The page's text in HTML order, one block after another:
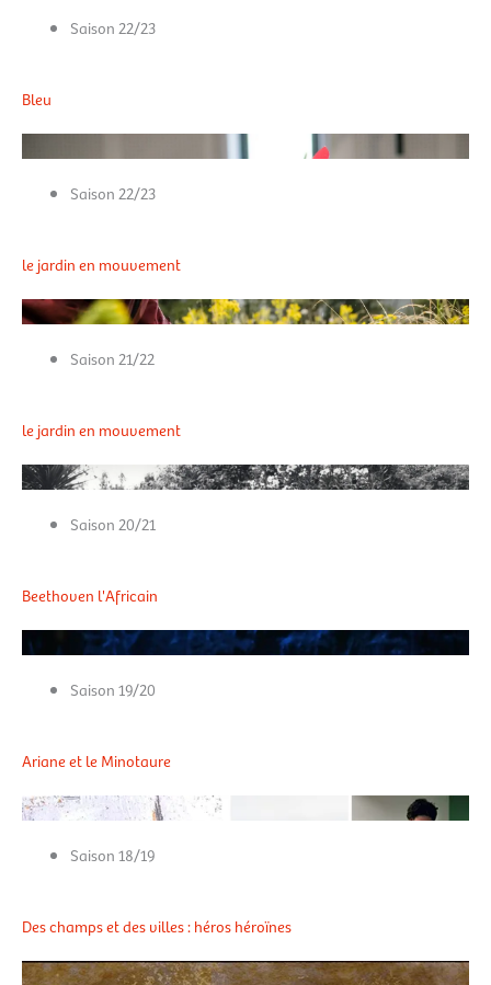
Saison 22/23
Bleu
Saison 22/23
le jardin en mouvement
Saison 21/22
le jardin en mouvement
Saison 20/21
Beethoven l'Africain
Saison 19/20
Ariane et le Minotaure
Saison 18/19
Des champs et des villes : héros héroïnes